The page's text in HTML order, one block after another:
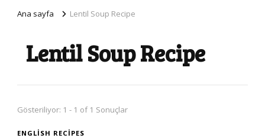
Ana sayfa Lentil Soup Recipe
Lentil Soup Recipe
Gösteriliyor: 1 - 1 of 1 Sonuçlar
ENGLISH RECIPES